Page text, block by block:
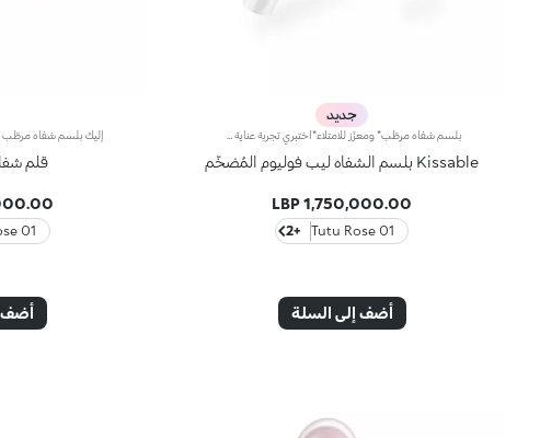
جديد
Kissable بلسم الشفاه ليب فوليوم المُضخّم
1,750,000.00 LBP
01 Tutu Rose
+2
أضف إلى السلة
قلم
LBP
01 Tutu Rose
أضف